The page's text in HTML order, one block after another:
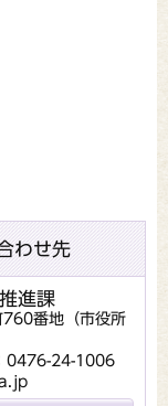
わせ先
進課
番地（市役所
0476-24-1006